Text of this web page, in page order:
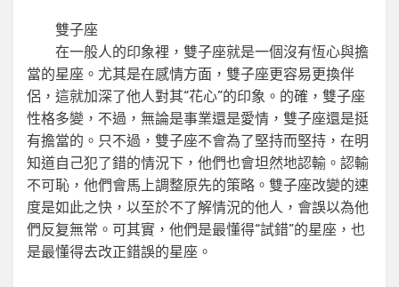
雙子座
在一般人的印象裡，雙子座就是一個沒有恆心與擔
當的星座。尤其是在感情方面，雙子座更容易更換伴
侶，這就加深了他人對其“花心”的印象。的確，雙子座
性格多變，不過，無論是事業還是愛情，雙子座還是挺
有擔當的。只不過，雙子座不會為了堅持而堅持，在明
知道自己犯了錯的情況下，他們也會坦然地認輸。認輸
不可恥，他們會馬上調整原先的策略。雙子座改變的速
度是如此之快，以至於不了解情況的他人，會誤以為他
們反复無常。可其實，他們是最懂得“試錯”的星座，也
是最懂得去改正錯誤的星座。